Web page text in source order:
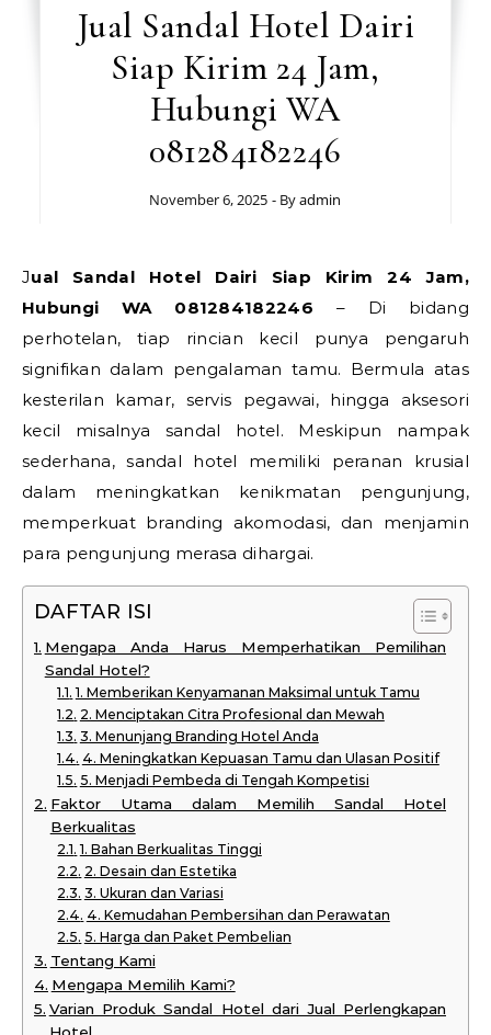
Jual Sandal Hotel Dairi
Siap Kirim 24 Jam,
Hubungi WA
081284182246
November 6, 2025 - Byadmin
Jual Sandal Hotel Dairi Siap Kirim 24 Jam,
Hubungi WA 081284182246 – Di bidang
perhotelan, tiap rincian kecil punya pengaruh
signifikan dalam pengalaman tamu. Bermula atas
kesterilan kamar, servis pegawai, hingga aksesori
kecil misalnya sandal hotel. Meskipun nampak
sederhana, sandal hotel memiliki peranan krusial
dalam meningkatkan kenikmatan pengunjung,
memperkuat branding akomodasi, dan menjamin
para pengunjung merasa dihargai.
DAFTAR ISI
Mengapa Anda Harus Memperhatikan Pemilihan
Sandal Hotel?
1. Memberikan Kenyamanan Maksimal untuk Tamu
2. Menciptakan Citra Profesional dan Mewah
3. Menunjang Branding Hotel Anda
4. Meningkatkan Kepuasan Tamu dan Ulasan Positif
5. Menjadi Pembeda di Tengah Kompetisi
Faktor Utama dalam Memilih Sandal Hotel
Berkualitas
1. Bahan Berkualitas Tinggi
2. Desain dan Estetika
3. Ukuran dan Variasi
4. Kemudahan Pembersihan dan Perawatan
5. Harga dan Paket Pembelian
Tentang Kami
Mengapa Memilih Kami?
Varian Produk Sandal Hotel dari Jual Perlengkapan